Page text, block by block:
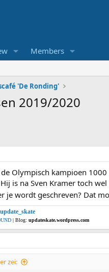
Members
'De Ronding'
2019/2020
Olympisch kampioen
is na Sven Kramer toch
je wordt geschreven? Dat
update_skate
| Blog: updateskate.wordpress.com
zei: